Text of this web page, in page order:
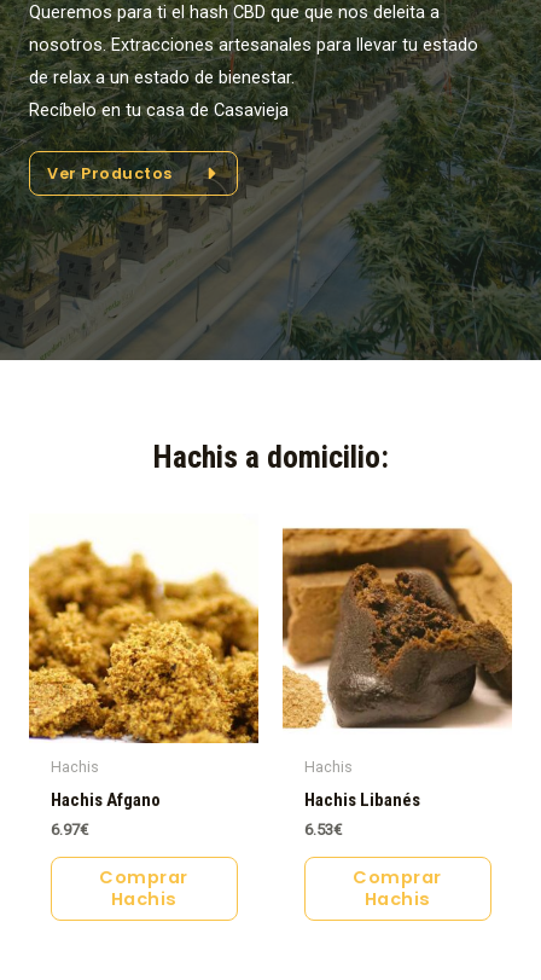
Queremos para ti el hash CBD que que nos deleita a
nosotros. Extracciones artesanales para llevar tu estado
de relax a un estado de bienestar.
Recíbelo en tu casa de Casavieja
Ver Productos
Hachis a domicilio:​
Hachis
Hachis Afgano
6.97€
Comprar
Hachis
Hachis
Hachis Libanés
6.53€
Comprar
Hachis